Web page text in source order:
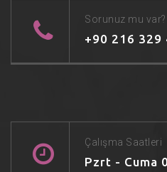
Sorunuz mu
+90 216 329
Çalışma Saatleri
Pzrt - Cuma